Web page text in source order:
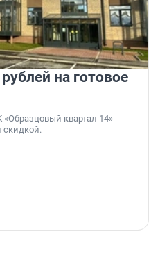
на готовое
квартал 14»
скидкой.